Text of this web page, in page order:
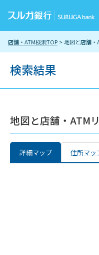
店舗・ATM検索TOP > 地図と店舗・
検索結果
地図と店舗・ATM
詳細マップ 住所マッ